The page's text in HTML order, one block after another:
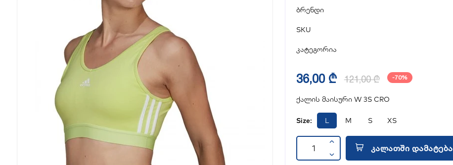
ბრენდი
SKU
კატეგორია
36,00 ₾ 121,00 ₾ -70%
ქალის მაისური W 3S CRO
Size: L M S XS
კალათში დამატება